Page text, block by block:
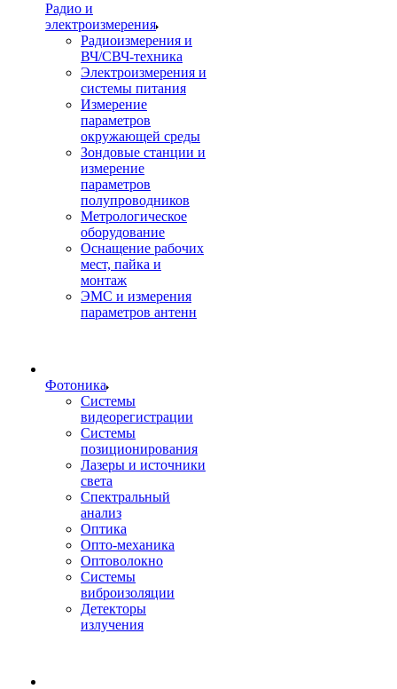
Радио и
электроизмерения
Радиоизмерения и
ВЧ/СВЧ-техника
Электроизмерения и
системы питания
Измерение
параметров
окружающей среды
Зондовые станции и
измерение
параметров
полупроводников
Метрологическое
оборудование
Оснащение рабочих
мест, пайка и
монтаж
ЭМС и измерения
параметров антенн
Фотоника
Cистемы
видеорегистрации
Системы
позиционирования
Лазеры и источники
света
Спектральный
анализ
Оптика
Опто-механика
Оптоволокно
Системы
виброизоляции
Детекторы
излучения